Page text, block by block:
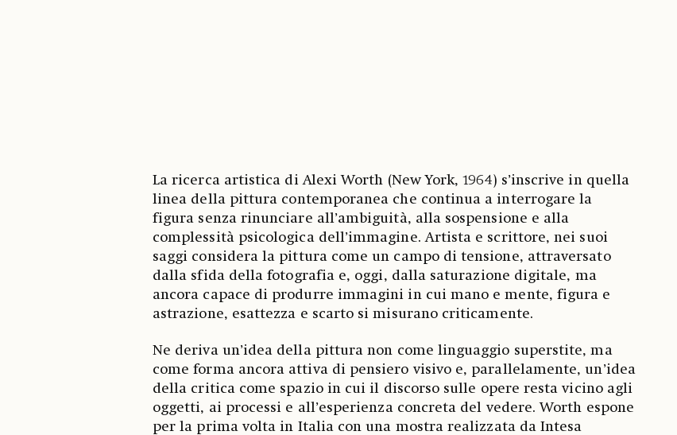
La ricerca artistica di Alexi Worth (New York, 1964) s’inscrive in quella
linea della pittura contemporanea che continua a interrogare la
figura senza rinunciare all’ambiguità, alla sospensione e alla
complessità psicologica dell’immagine. Artista e scrittore, nei suoi
saggi considera la pittura come un campo di tensione, attraversato
dalla sfida della fotografia e, oggi, dalla saturazione digitale, ma
ancora capace di produrre immagini in cui mano e mente, figura e
astrazione, esattezza e scarto si misurano criticamente.
Ne deriva un’idea della pittura non come linguaggio superstite, ma
come forma ancora attiva di pensiero visivo e, parallelamente, un’idea
della critica come spazio in cui il discorso sulle opere resta vicino agli
oggetti, ai processi e all’esperienza concreta del vedere. Worth espone
per la prima volta in Italia con una mostra realizzata da Intesa